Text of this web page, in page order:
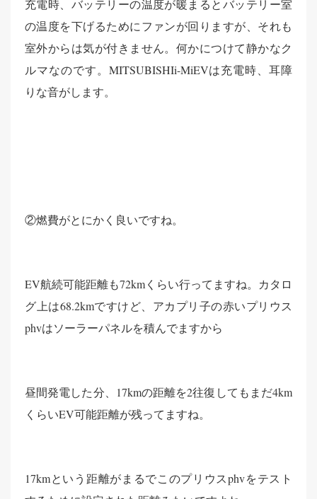
充電時、バッテリーの温度が暖まるとバッテリー室
の温度を下げるためにファンが回りますが、それも
室外からは気が付きません。何かにつけて静かなク
ルマなのです。MITSUBISHIi-MiEVは充電時、耳障
りな音がします。
②燃費がとにかく良いですね。
EV航続可能距離も72kmくらい行ってますね。カタロ
グ上は68.2kmですけど、アカプリ子の赤いプリウス
phvはソーラーパネルを積んでますから
昼間発電した分、17kmの距離を2往復してもまだ4km
くらいEV可能距離が残ってますね。
17kmという距離がまるでこのプリウスphvをテスト